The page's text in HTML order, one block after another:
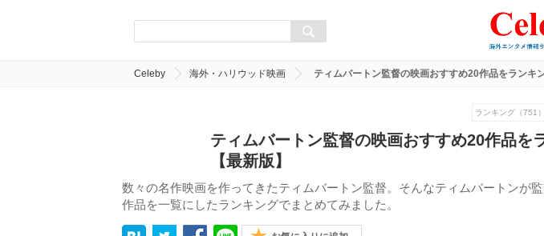
Celeby 海外・ハリウッド映画 ティムバートン監督の映画おすすめ20作品をランキ
ランキング（751）
ティムバートン監督の映画おすすめ20作品を
【最新版】
数々の名作映画を作ってきたティムバートン監督。そんなティムバートンが
作品を一覧にしたランキングでまとめてみました。